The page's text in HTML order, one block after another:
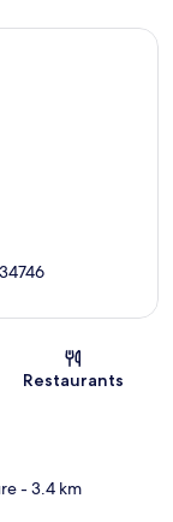
Restaurants
- 3.4 km